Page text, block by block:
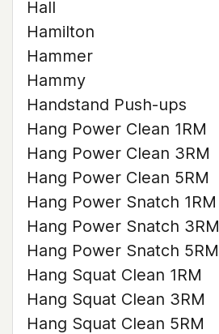
Hall
Hamilton
Hammer
Hammy
Handstand Push-ups
Hang Power Clean 1RM
Hang Power Clean 3RM
Hang Power Clean 5RM
Hang Power Snatch 1RM
Hang Power Snatch 3RM
Hang Power Snatch 5RM
Hang Squat Clean 1RM
Hang Squat Clean 3RM
Hang Squat Clean 5RM